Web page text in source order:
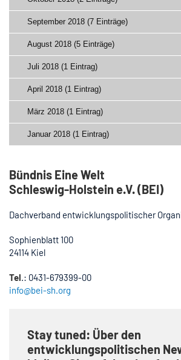
September 2018 (7 Einträge)
August 2018 (5 Einträge)
Juli 2018 (1 Eintrag)
April 2018 (1 Eintrag)
März 2018 (1 Eintrag)
Januar 2018 (1 Eintrag)
Bündnis Eine Welt
Schleswig-Holstein e.V. (BEI)
Dachverband entwicklungspolitischer
Sophienblatt 100
24114 Kiel
Tel.: 0431-679399-00
info@bei-sh.org
Stay tuned: Über den
entwicklungspolitischen